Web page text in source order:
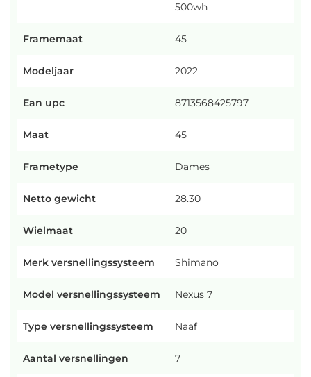
500wh
Framemaat 45
Modeljaar 2022
Ean upc 8713568425797
Maat 45
Frametype Dames
Netto gewicht 28.30
Wielmaat 20
Merk versnellingssysteem Shimano
Model versnellingssysteem Nexus 7
Type versnellingssysteem Naaf
Aantal versnellingen 7